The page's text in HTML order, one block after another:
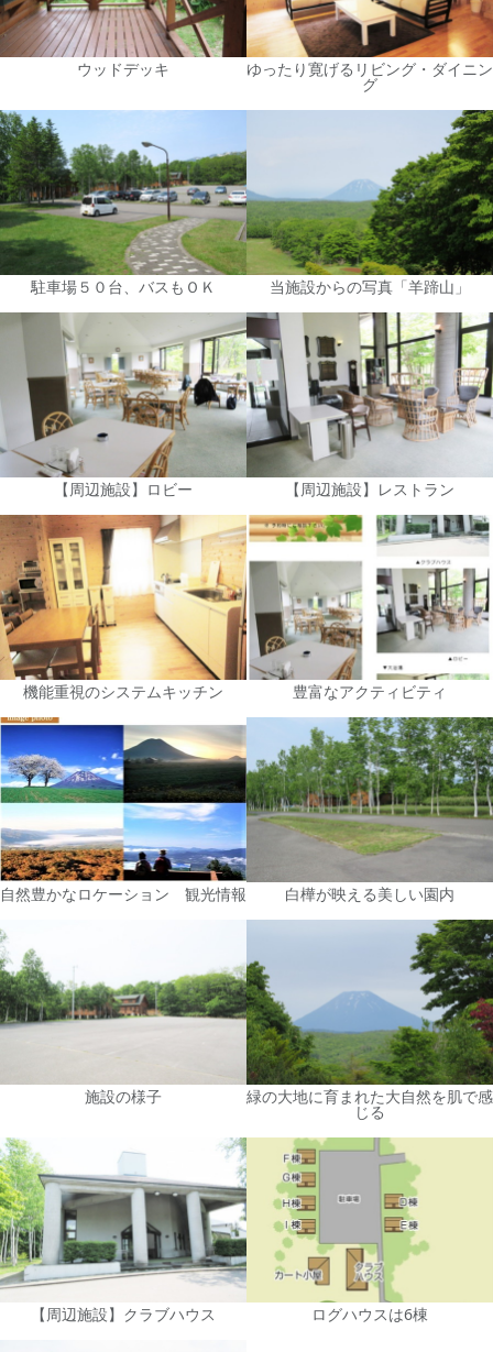
ウッドデッキ ゆったり寛げるリビング・ダイニン
グ
駐車場５０台、バスもＯＫ 当施設からの写真「羊蹄山」
【周辺施設】ロビー 【周辺施設】レストラン
機能重視のシステムキッチン 豊富なアクティビティ
自然豊かなロケーション 観光情報 白樺が映える美しい園内
施設の様子 緑の大地に育まれた大自然を肌で感
じる
【周辺施設】クラブハウス ログハウスは6棟